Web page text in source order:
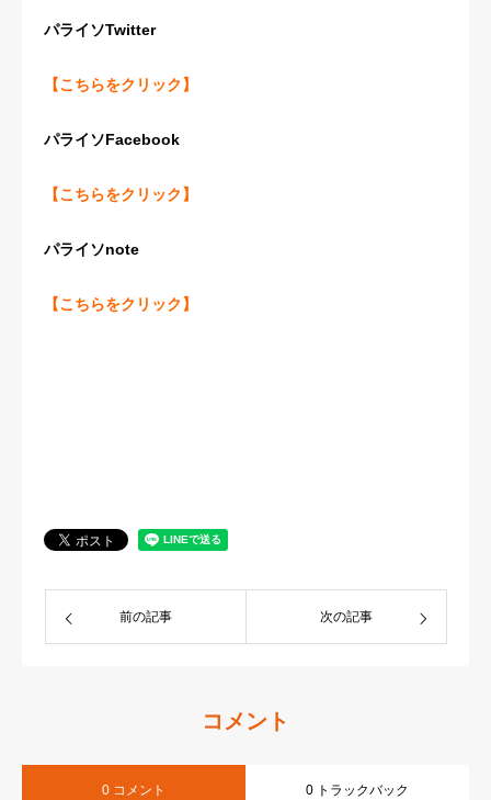
パライソTwitter
【こちらをクリック】
パライソFacebook
【こちらをクリック】
パライソnote
【こちらをクリック】
前の記事 次の記事
コメント
0 コメント 0 トラックバック